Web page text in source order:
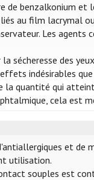
de benzalkonium et
au film lacrymal
Les agents
sécheresse des
indésirables
la quantité qui
cela est
et de
utilisation.
souples est